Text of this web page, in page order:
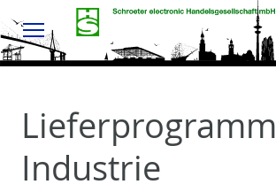
Menu
Lieferprogramm
Industrie